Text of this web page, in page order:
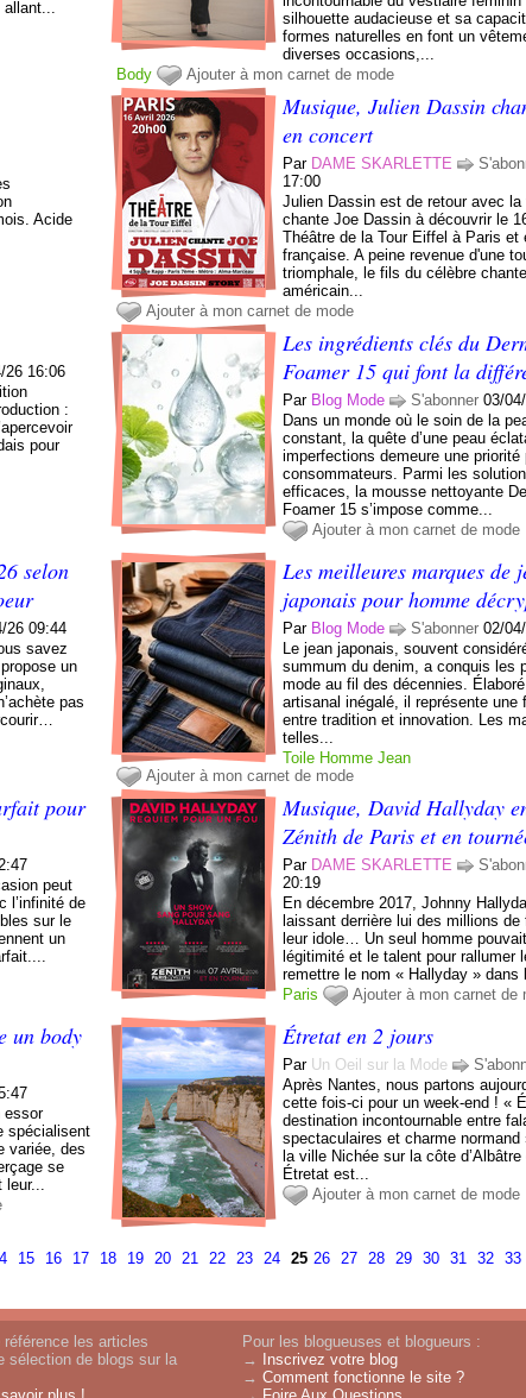
silhouette audacieuse et sa
formes naturelles en font un
diverses occasions,...
Body
Ajouter à mon carnet de mode
Acide
Musique, Julien Dassin
en concert
Par DAME SKARLETTE
17:00
Julien Dassin est de retour avec la
chante Joe Dassin à découvrir le
Théâtre de la Tour Eiffel à Paris et
française. A peine revenue d'une
triomphale, le fils du célèbre
américain...
Ajouter à mon carnet de mode
26 16:06
:
pour
Les ingrédients clés du
Foamer 15 qui font la
Par Blog Mode S'abonner 03/
Dans un monde où le soin de la
constant, la quête d’une peau
imperfections demeure une priorité
consommateurs. Parmi les
efficaces, la mousse nettoyante
Foamer 15 s’impose comme...
Ajouter à mon carnet de mode
selon
26 09:44
savez
un
pas
Les meilleures marques de
japonais pour homme
Par Blog Mode S'abonner 02/
Le jean japonais, souvent
summum du denim, a conquis les
mode au fil des décennies.
artisanal inégalé, il représente une
entre tradition et innovation. Les
telles...
Toile Homme Jean
Ajouter à mon carnet de mode
pour
peut
l’infinité de
sur le
un
Musique, David Hallyday
Zénith de Paris et en
Par DAME SKARLETTE
20:19
En décembre 2017, Johnny
laissant derrière lui des millions de
leur idole… Un seul homme
légitimité et le talent pour rallumer
remettre le nom « Hallyday » dans
Paris
Ajouter à mon carnet de
un body
essor
spécialisent
variée, des
se
Étretat en 2 jours
Par Un Oeil sur la Mode
Après Nantes, nous partons
cette fois-ci pour un week-end ! «
destination incontournable entre
spectaculaires et charme normand
la ville Nichée sur la côte d’Albâtre
Étretat est...
Ajouter à mon carnet de mode
15 16 17 18 19 20 21 22 23 24 25 26 27 28 29 30 31 32 33
référence les articles
sélection de blogs sur la
Pour les blogueuses et blogueurs :
→ Inscrivez votre blog
→Comment fonctionne le site ?